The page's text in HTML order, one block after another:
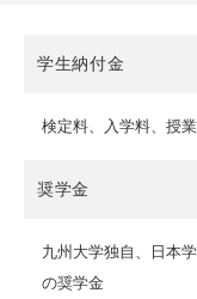
学生納付金
検定料、入学料、授
奨学金
九州大学独自、日本
の奨学金